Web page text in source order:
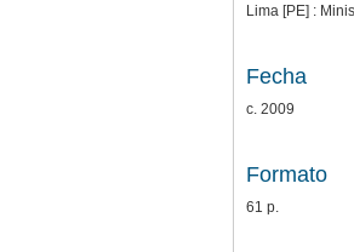
Lima [PE] :
Fecha
c. 2009
Formato
61 p.